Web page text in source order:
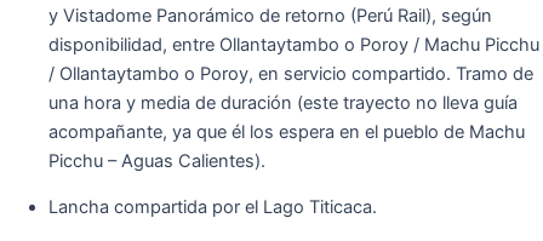
y Vistadome Panorámico de retorno (Perú Rail), según
disponibilidad, entre Ollantaytambo o Poroy / Machu Picchu
/ Ollantaytambo o Poroy, en servicio compartido. Tramo de
una hora y media de duración (este trayecto no lleva guía
acompañante, ya que él los espera en el pueblo de Machu
Picchu – Aguas Calientes).
Lancha compartida por el Lago Titicaca.